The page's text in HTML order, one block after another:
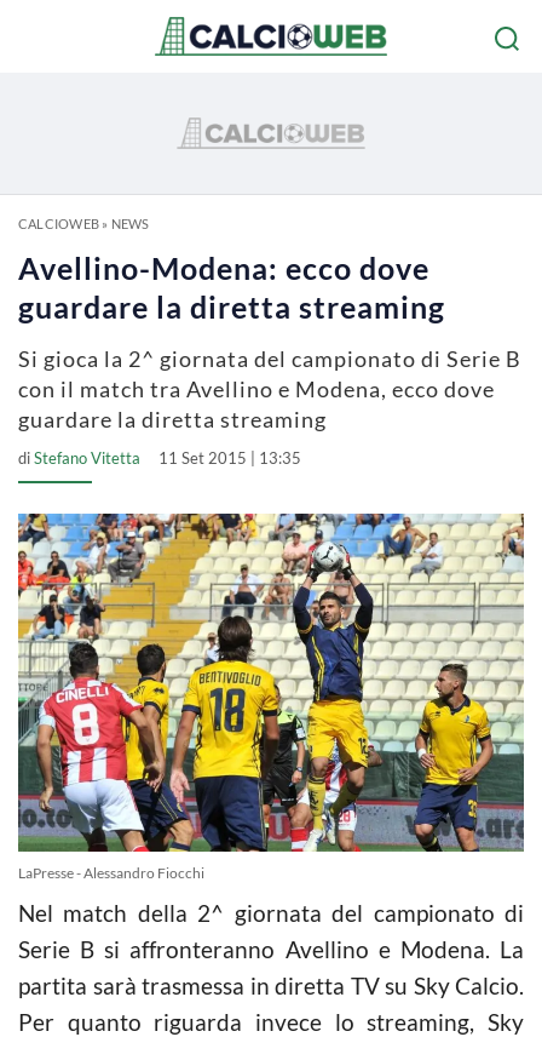
CALCIOWEB» NEWS
Avellino-Modena: ecco dove
guardare la diretta streaming
Si gioca la 2^ giornata del campionato di Serie B
con il match tra Avellino e Modena, ecco dove
guardare la diretta streaming
diStefano Vitetta 11 Set 2015 | 13:35
LaPresse - Alessandro Fiocchi
Nel match della 2^ giornata del campionato di
Serie B si affronteranno Avellino e Modena. La
partita sarà trasmessa in diretta TV su Sky Calcio.
Per quanto riguarda invece lo streaming, Sky